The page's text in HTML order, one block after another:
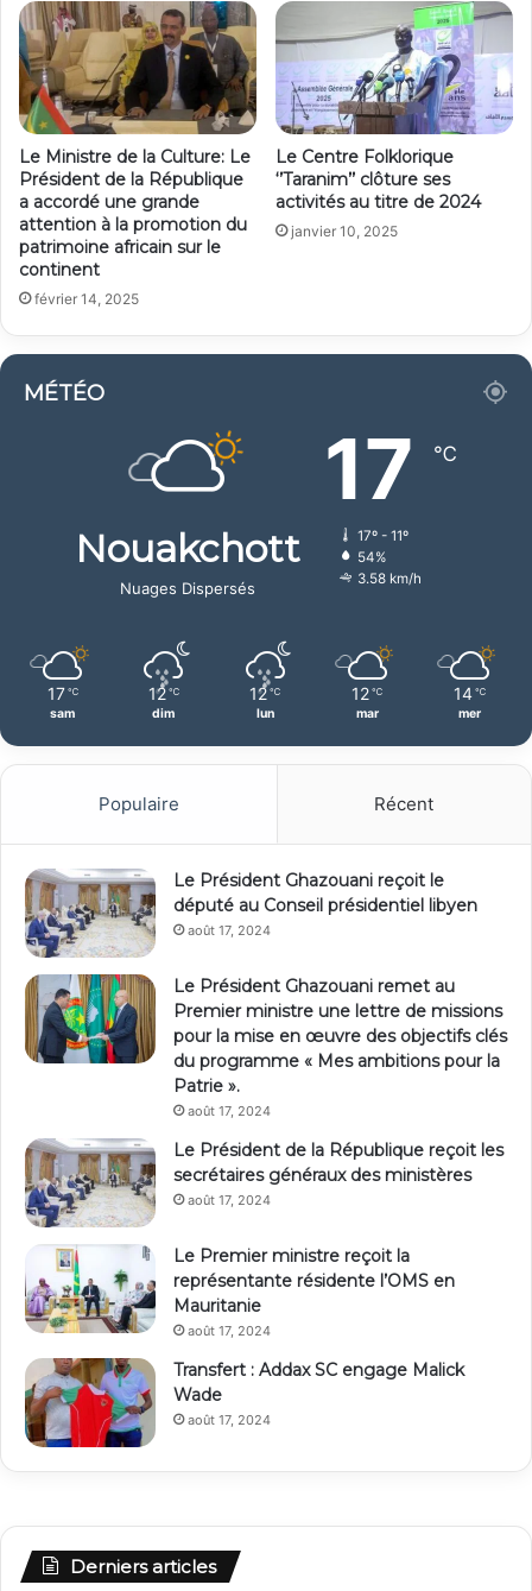
Le Ministre de la Culture: Le
Président de la République
a accordé une grande
attention à la promotion du
patrimoine africain sur le
continent
février 14, 2025
Le Centre Folklorique
‘’Taranim’’ clôture ses
activités au titre de 2024
janvier 10, 2025
MÉTÉO
Nouakchott
Nuages Dispersés
17 ℃
17º - 11º
54%
3.58 km/h
17 ℃
sam
12 ℃
dim
12 ℃
lun
12 ℃
mar
14 ℃
mer
Populaire Récent
Le Président Ghazouani reçoit le
député au Conseil présidentiel libyen
août 17, 2024
Le Président Ghazouani remet au
Premier ministre une lettre de missions
pour la mise en œuvre des objectifs clés
du programme « Mes ambitions pour la
Patrie ».
août 17, 2024
Le Président de la République reçoit les
secrétaires généraux des ministères
août 17, 2024
Le Premier ministre reçoit la
représentante résidente l’OMS en
Mauritanie
août 17, 2024
Transfert : Addax SC engage Malick
Wade
août 17, 2024
Derniers articles